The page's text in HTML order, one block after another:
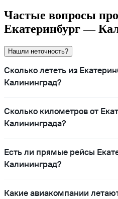
Частые вопросы
Екатеринбург —
Нашли неточность?
Сколько лететь из
Калининград?
Сколько километров от
Калининграда?
Есть ли прямые рейсы
Калининград?
Какие авиакомпании